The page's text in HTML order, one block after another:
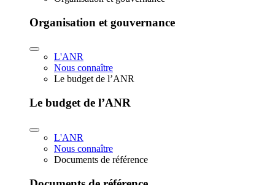
Organisation et gouvernance
L'ANR
Nous connaître
Le budget de l’ANR
Le budget de l’ANR
L'ANR
Nous connaître
Documents de référence